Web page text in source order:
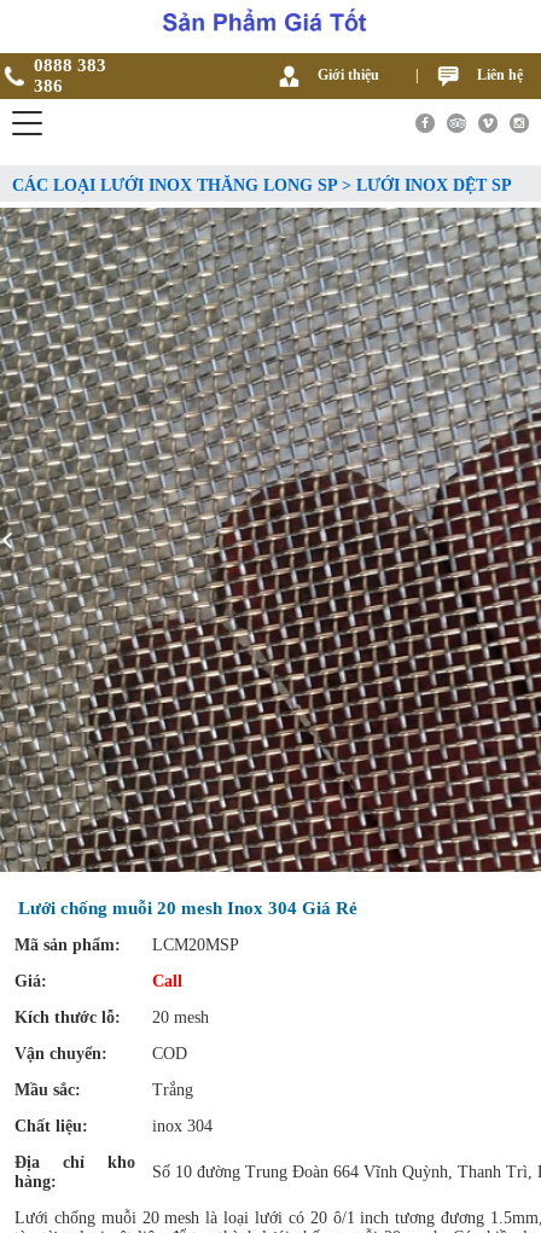
0888 383
386
Giới thiệu Liên hệ
CÁC LOẠI LƯỚI INOX THĂNG LONG SP > LƯỚI INOX DỆT SP
Lưới chống muỗi 20 mesh Inox 304 Giá Rẻ
Mã sản phẩm:
LCM20MSP
Giá:
Call
Kích thước lỗ:
20 mesh
Vận chuyển:
COD
Mầu sắc:
Trắng
Chất liệu:
inox 304
Địa chỉ kho
hàng:
Số 10 đường Trung Đoàn 664 Vĩnh Quỳnh, Thanh Trì,
Lưới chống muỗi 20 mesh là loại lưới có 20 ô/1 inch tương đương